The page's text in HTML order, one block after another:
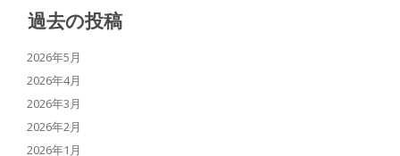
過去の投稿
2026年5月
2026年4月
2026年3月
2026年2月
2026年1月